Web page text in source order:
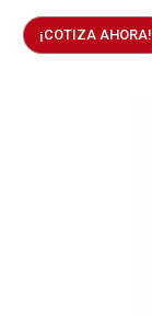
¡COTIZA AHORA!